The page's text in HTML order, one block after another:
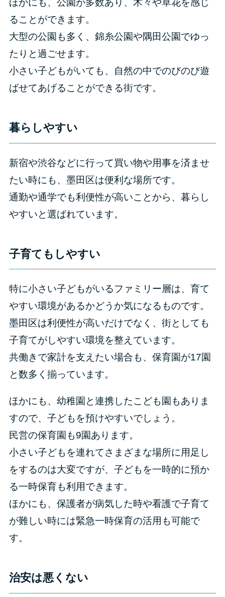
ほかにも、公園が多数あり、木々や草花を感じ
ることができます。
大型の公園も多く、錦糸公園や隅田公園でゆっ
たりと過ごせます。
小さい子どもがいても、自然の中でのびのび遊
ばせてあげることができる街です。
暮らしやすい
新宿や渋谷などに行って買い物や用事を済ませ
たい時にも、墨田区は便利な場所です。
通勤や通学でも利便性が高いことから、暮らし
やすいと選ばれています。
子育てもしやすい
特に小さい子どもがいるファミリー層は、育て
やすい環境があるかどうか気になるものです。
墨田区は利便性が高いだけでなく、街としても
子育てがしやすい環境を整えています。
共働きで家計を支えたい場合も、保育園が17園
と数多く揃っています。
ほかにも、幼稚園と連携したこども園もありま
すので、子どもを預けやすいでしょう。
民営の保育園も9園あります。
小さい子どもを連れてさまざまな場所に用足し
をするのは大変ですが、子どもを一時的に預か
る一時保育も利用できます。
ほかにも、保護者が病気した時や看護で子育て
が難しい時には緊急一時保育の活用も可能で
す。
治安は悪くない